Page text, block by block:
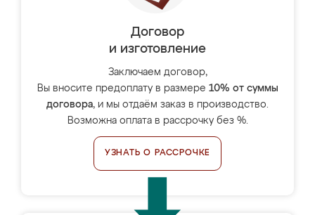
Договор
и изготовление
Заключаем договор,
Вы вносите предоплату в размере 10% от суммы
договора, и мы отдаём заказ в производство.
Возможна оплата в рассрочку без %.
УЗНАТЬ О РАССРОЧКЕ